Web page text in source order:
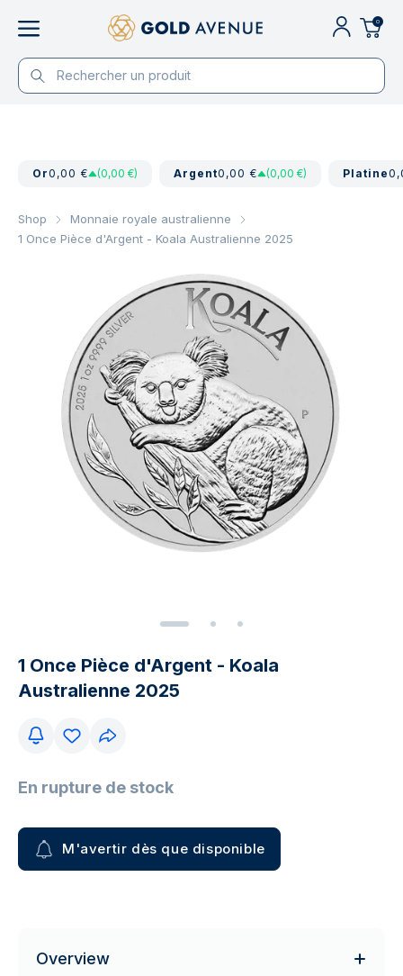
0
Or0,00 € (0,00 €) Argent0,00 € (0,00 €) Platine
Shop
Monnaie royale australienne
1 Once Pièce d'Argent - Koala Australienne 2025
1 Once Pièce d'Argent - Koala
Australienne 2025
En rupture de stock
M'avertir dès que disponible
Overview